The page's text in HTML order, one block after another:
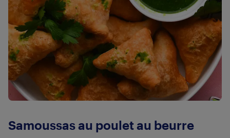
Samoussas au poulet au beurre